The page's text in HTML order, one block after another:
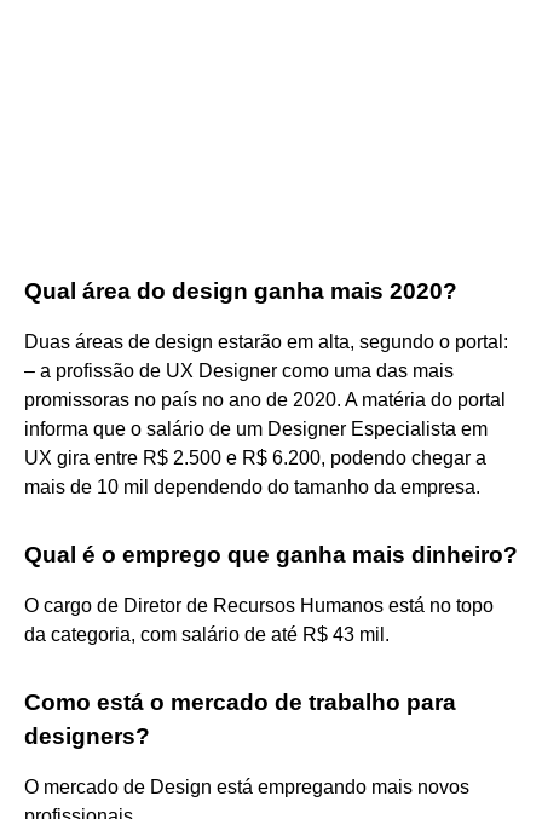
Qual área do design ganha mais 2020?
Duas áreas de design estarão em alta, segundo o portal:
– a profissão de UX Designer como uma das mais
promissoras no país no ano de 2020. A matéria do portal
informa que o salário de um Designer Especialista em
UX gira entre R$ 2.500 e R$ 6.200, podendo chegar a
mais de 10 mil dependendo do tamanho da empresa.
Qual é o emprego que ganha mais dinheiro?
O cargo de Diretor de Recursos Humanos está no topo
da categoria, com salário de até R$ 43 mil.
Como está o mercado de trabalho para
designers?
O mercado de Design está empregando mais novos